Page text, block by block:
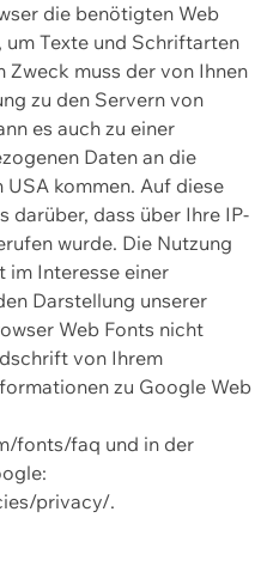
die benötigten Web
um Texte und Schriftarten
Zweck muss der von Ihnen
zu den Servern von
es auch zu einer
Daten an die
kommen. Auf diese
darüber, dass über Ihre IP-
wurde. Die Nutzung
im Interesse einer
Darstellung unserer
Web Fonts nicht
von Ihrem
zu Google Web
fonts/faq und in der
privacy/.